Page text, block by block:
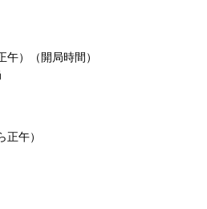
）（開局時間）
午）